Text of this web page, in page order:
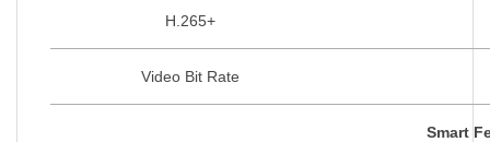
H.265+
Video Bit Rate
Smart